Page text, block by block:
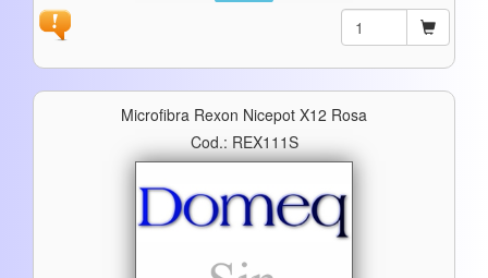
Microfibra Rexon Nicepot X12 Rosa
Cod.: REX111S